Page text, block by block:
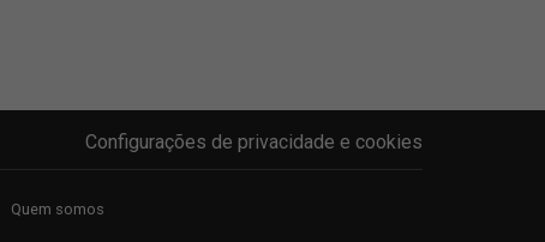
Configurações de privacidade e cookies
Quem somos